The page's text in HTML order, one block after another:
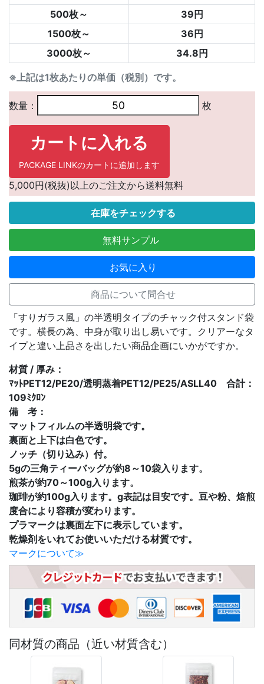
※上記は1枚あたりの単価（税別）です。
500枚～
39円
1500枚～
36円
3000枚～
34.8円
数量： 枚
カートに入れる
PACKAGE LINKのカートに追加します
5,000円(税抜)以上のご注文から送料無料
在庫をチェックする
無料サンプル
お気に入り
商品について問合せ
「すりガラス風」の半透明タイプのチャック付スタンド袋
です。横長の為、中身が取り出し易いです。クリアーなタ
イプと違い上品さを出したい商品企画にいかがですか。
材質 / 厚み：
ﾏｯﾄPET12/PE20/透明蒸着PET12/PE25/ASLL40 合計：
109ﾐｸﾛﾝ
備 考：
マットフィルムの半透明袋です。
裏面と上下は白色です。
ノッチ（切り込み）付。
5gの三角ティーバッグが約8～10袋入ります。
煎茶が約70～100g入ります。
珈琲が約100g入ります。g表記は目安です。豆や粉、焙煎
度合により容積が変わります。
プラマークは裏面左下に表示しています。
乾燥剤をいれてお使いいただける材質です。
マークについて≫
同材質の商品（近い材質含む）